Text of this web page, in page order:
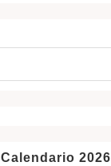
Calendario 2026